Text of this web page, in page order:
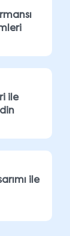
ile
ile